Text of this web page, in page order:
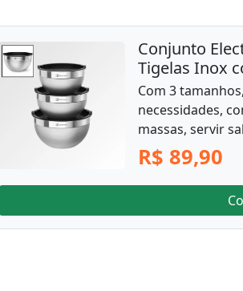
Conjunto
Tigelas Inox
Com 3
necessidades,
massas, servir
R$ 89,90